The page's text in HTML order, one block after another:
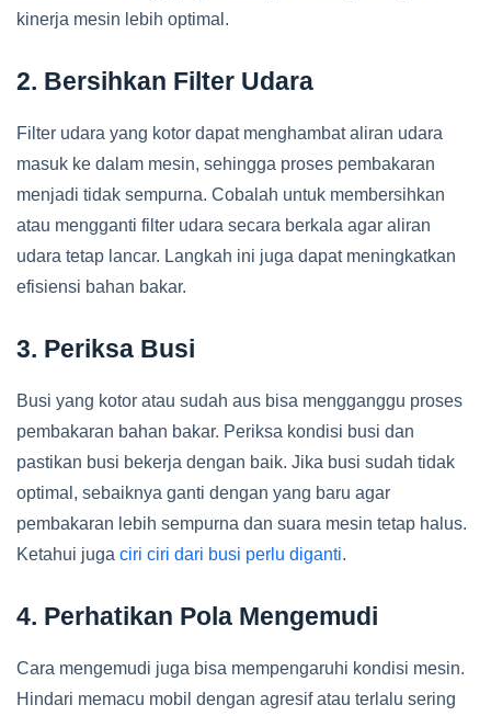
kinerja mesin lebih optimal.
2. Bersihkan Filter Udara
Filter udara yang kotor dapat menghambat aliran udara
masuk ke dalam mesin, sehingga proses pembakaran
menjadi tidak sempurna. Cobalah untuk membersihkan
atau mengganti filter udara secara berkala agar aliran
udara tetap lancar. Langkah ini juga dapat meningkatkan
efisiensi bahan bakar.
3. Periksa Busi
Busi yang kotor atau sudah aus bisa mengganggu proses
pembakaran bahan bakar. Periksa kondisi busi dan
pastikan busi bekerja dengan baik. Jika busi sudah tidak
optimal, sebaiknya ganti dengan yang baru agar
pembakaran lebih sempurna dan suara mesin tetap halus.
Ketahui juga ciri ciri dari busi perlu diganti.
4. Perhatikan Pola Mengemudi
Cara mengemudi juga bisa mempengaruhi kondisi mesin.
Hindari memacu mobil dengan agresif atau terlalu sering